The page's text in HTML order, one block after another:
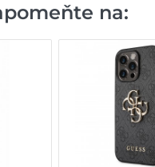
na: